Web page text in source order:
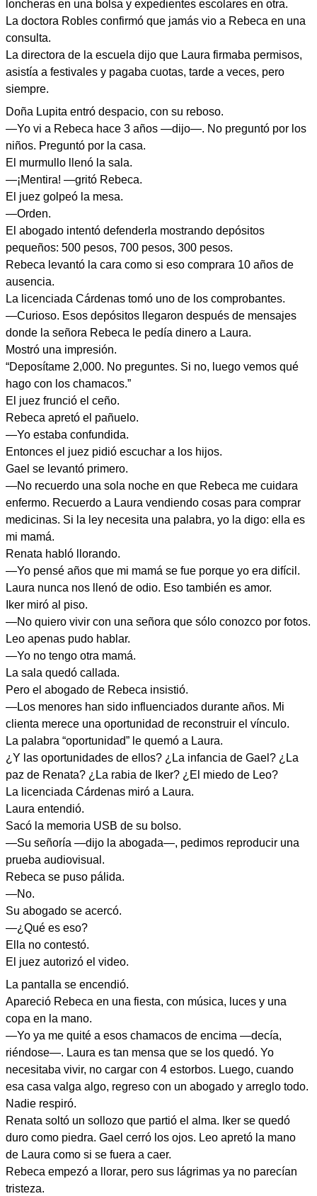
loncheras en una bolsa y expedientes escolares en otra.
La doctora Robles confirmó que jamás vio a Rebeca en una
consulta.
La directora de la escuela dijo que Laura firmaba permisos,
asistía a festivales y pagaba cuotas, tarde a veces, pero
siempre.
Doña Lupita entró despacio, con su reboso.
—Yo vi a Rebeca hace 3 años —dijo—. No preguntó por los
niños. Preguntó por la casa.
El murmullo llenó la sala.
—¡Mentira! —gritó Rebeca.
El juez golpeó la mesa.
—Orden.
El abogado intentó defenderla mostrando depósitos
pequeños: 500 pesos, 700 pesos, 300 pesos.
Rebeca levantó la cara como si eso comprara 10 años de
ausencia.
La licenciada Cárdenas tomó uno de los comprobantes.
—Curioso. Esos depósitos llegaron después de mensajes
donde la señora Rebeca le pedía dinero a Laura.
Mostró una impresión.
“Deposítame 2,000. No preguntes. Si no, luego vemos qué
hago con los chamacos.”
El juez frunció el ceño.
Rebeca apretó el pañuelo.
—Yo estaba confundida.
Entonces el juez pidió escuchar a los hijos.
Gael se levantó primero.
—No recuerdo una sola noche en que Rebeca me cuidara
enfermo. Recuerdo a Laura vendiendo cosas para comprar
medicinas. Si la ley necesita una palabra, yo la digo: ella es
mi mamá.
Renata habló llorando.
—Yo pensé años que mi mamá se fue porque yo era difícil.
Laura nunca nos llenó de odio. Eso también es amor.
Iker miró al piso.
—No quiero vivir con una señora que sólo conozco por fotos.
Leo apenas pudo hablar.
—Yo no tengo otra mamá.
La sala quedó callada.
Pero el abogado de Rebeca insistió.
—Los menores han sido influenciados durante años. Mi
clienta merece una oportunidad de reconstruir el vínculo.
La palabra “oportunidad” le quemó a Laura.
¿Y las oportunidades de ellos? ¿La infancia de Gael? ¿La
paz de Renata? ¿La rabia de Iker? ¿El miedo de Leo?
La licenciada Cárdenas miró a Laura.
Laura entendió.
Sacó la memoria USB de su bolso.
—Su señoría —dijo la abogada—, pedimos reproducir una
prueba audiovisual.
Rebeca se puso pálida.
—No.
Su abogado se acercó.
—¿Qué es eso?
Ella no contestó.
El juez autorizó el video.
La pantalla se encendió.
Apareció Rebeca en una fiesta, con música, luces y una
copa en la mano.
—Yo ya me quité a esos chamacos de encima —decía,
riéndose—. Laura es tan mensa que se los quedó. Yo
necesitaba vivir, no cargar con 4 estorbos. Luego, cuando
esa casa valga algo, regreso con un abogado y arreglo todo.
Nadie respiró.
Renata soltó un sollozo que partió el alma. Iker se quedó
duro como piedra. Gael cerró los ojos. Leo apretó la mano
de Laura como si se fuera a caer.
Rebeca empezó a llorar, pero sus lágrimas ya no parecían
tristeza.